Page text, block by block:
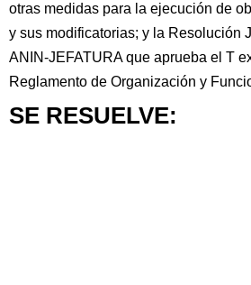
otras medidas para la ejecución de
y sus modificatorias; y la Resolución
ANIN-JEFATURA que aprueba el T
Reglamento de Organización y
SE RESUELVE: